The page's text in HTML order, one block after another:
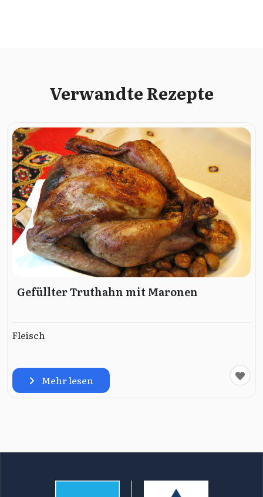
Verwandte Rezepte
Gefüllter Truthahn mit Maronen
Fleisch
Mehr lesen